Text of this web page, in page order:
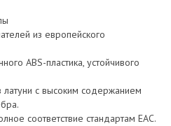
из европейского
ABS-пластика, устойчивого
латуни с высоким содержанием
соответствие стандартам EAC.